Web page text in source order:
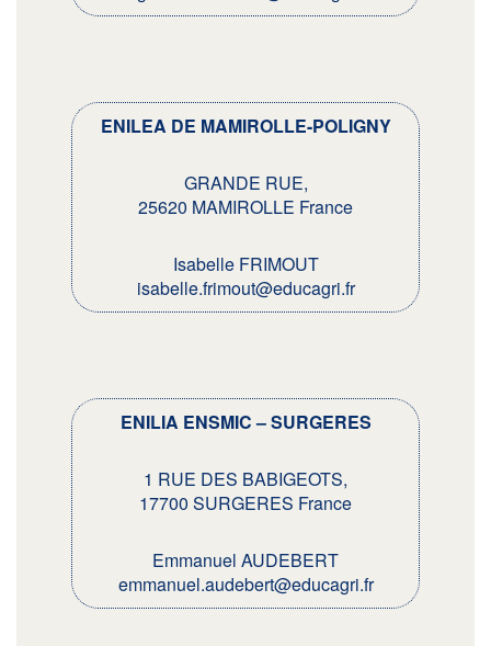
ENILEA DE MAMIROLLE-POLIGNY
GRANDE RUE,
25620 MAMIROLLE France
Isabelle FRIMOUT
isabelle.frimout@educagri.fr
ENILIA ENSMIC – SURGERES
1 RUE DES BABIGEOTS,
17700 SURGERES France
Emmanuel AUDEBERT
emmanuel.audebert@educagri.fr